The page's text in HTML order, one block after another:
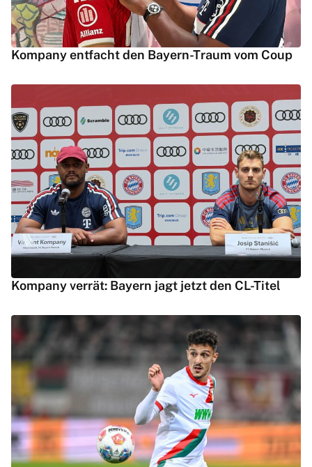
Kompany entfacht den Bayern-Traum vom Coup
Kompany verrät: Bayern jagt jetzt den CL-Titel